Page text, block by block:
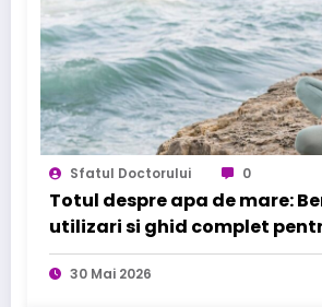
Sfatul Doctorului 0
Totul despre apa de mare:
utilizari si ghid complet
sanatatea familiei tale
30 Mai 2026